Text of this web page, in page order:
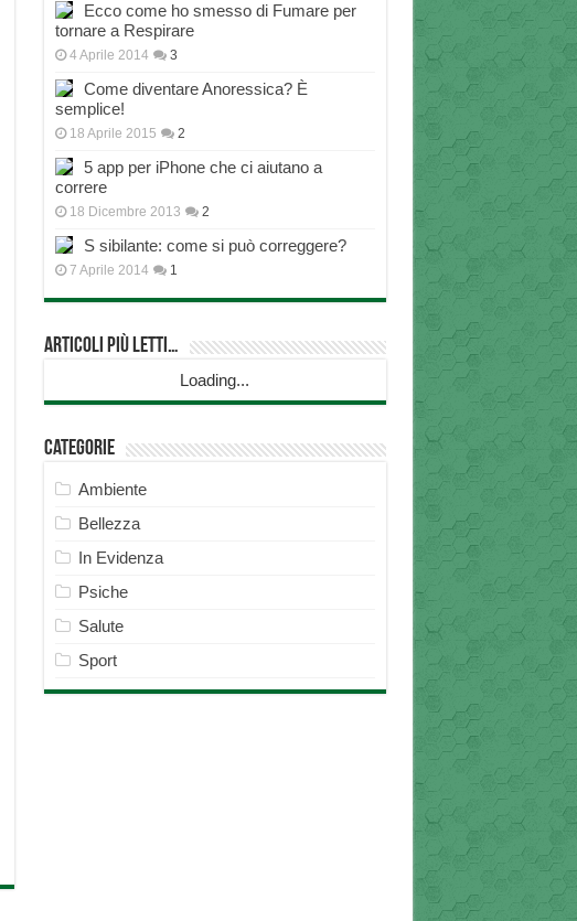
Ecco come ho smesso di Fumare per
tornare a Respirare
4 Aprile 2014 3
Come diventare Anoressica? È
semplice!
18 Aprile 2015 2
5 app per iPhone che ci aiutano a
correre
18 Dicembre 2013 2
S sibilante: come si può correggere?
7 Aprile 2014 1
Articoli più Letti…
Loading...
Categorie
Ambiente
Bellezza
In Evidenza
Psiche
Salute
Sport